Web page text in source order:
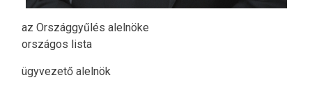
az Országgyűlés alelnöke
országos lista
ügyvezető alelnök